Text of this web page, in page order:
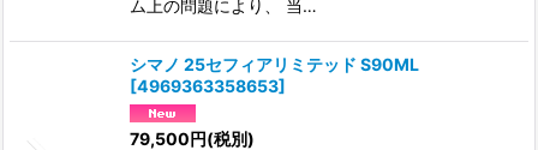
ム上の問題により、 当…
シマノ 25セフィアリミテッド S90ML
[4969363358653]
79,500円(税別)